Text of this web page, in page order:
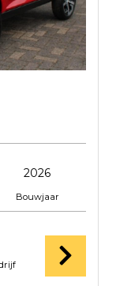
2026
Bouwjaar